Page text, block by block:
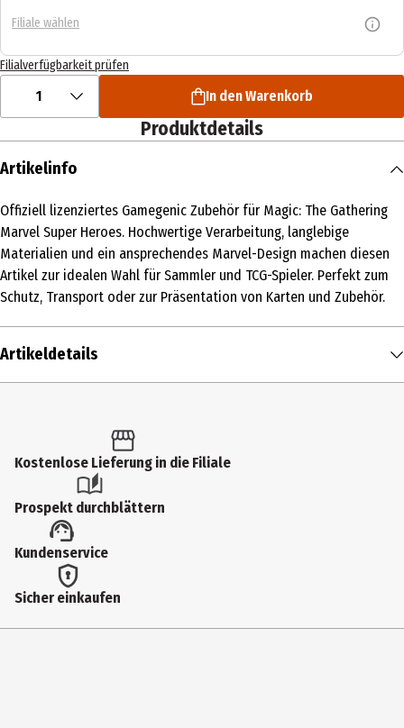
Filiale wählen
Filialverfügbarkeit prüfen
1 In den Warenkorb
Produktdetails
Artikelinfo
Offiziell lizenziertes Gamegenic Zubehör für Magic: The Gathering
Marvel Super Heroes. Hochwertige Verarbeitung, langlebige
Materialien und ein ansprechendes Marvel-Design machen diesen
Artikel zur idealen Wahl für Sammler und TCG-Spieler. Perfekt zum
Schutz, Transport oder zur Präsentation von Karten und Zubehör.
Artikeldetails
Produkttyp
Sammelkarten
Altersempfehlung ab
13 Jahre
Artikelnummer des Herstellers
Kostenlose Lieferung in die Filiale
Prospekt durchblättern
Kundenservice
Sicher einkaufen